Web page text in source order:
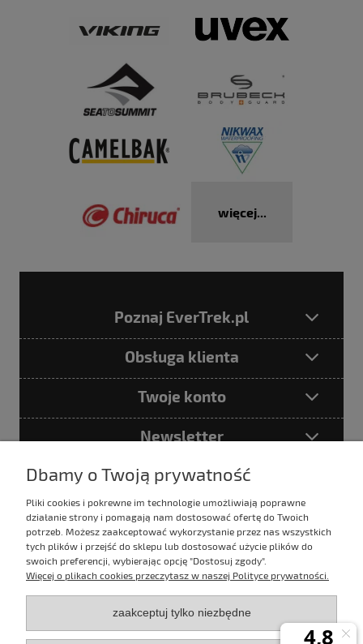
więcej...
Poznaj EverTrek.pl
Obsługa klienta
Twoje konto
Newsletter
Podając adres e-mail akceptujesz
Politykę prywatności
E-mail:
sklep@evertrek.pl
Infolinia:
Dbamy o Twoją prywatność
Pliki cookies i pokrewne im technologie umożliwiają poprawne
działanie strony i pomagają nam dostosować ofertę do Twoich
potrzeb. Możesz zaakceptować wykorzystanie przez nas wszystkich
tych plików i przejść do sklepu lub dostosować użycie plików do
swoich preferencji, wybierając opcję "Dostosuj zgody".
Więcej o plikach cookies przeczytasz w naszej Polityce prywatności.
zaakceptuj tylko niezbędne